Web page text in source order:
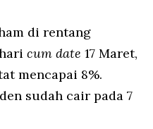
di rentang
cum date 17 Maret,
mencapai 8%.
sudah cair pada 7